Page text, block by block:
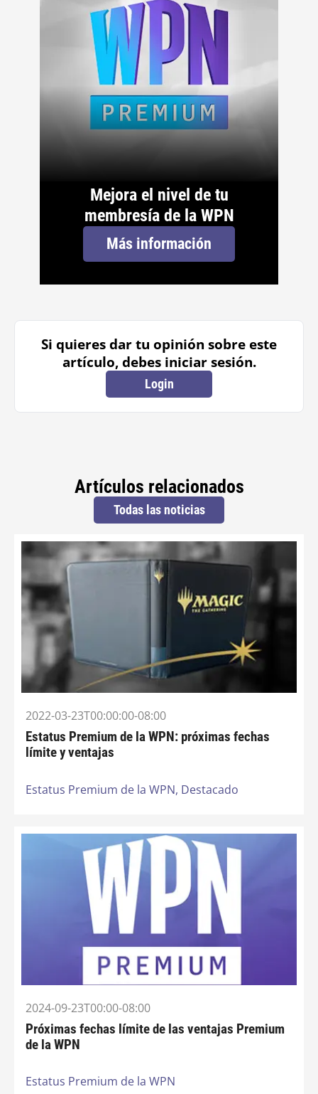
Mejora el nivel de tu
membresía de la WPN
Más información
Si quieres dar tu opinión sobre este
artículo, debes iniciar sesión.
Login
Artículos relacionados
Todas las noticias
2022-03-23T00:00:00-08:00
Estatus Premium de la WPN: próximas fechas
límite y ventajas
Estatus Premium de la WPN, Destacado
2024-09-23T00:00-08:00
Próximas fechas límite de las ventajas Premium
de la WPN
Estatus Premium de la WPN